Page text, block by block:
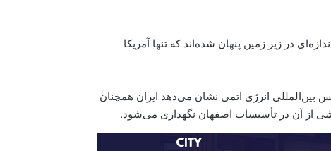
در زیر زمین پنهان شده‌اند که تنها آمریکا
انرژی اتمی نشان می‌دهد ایران همچنان
از آن در تأسیسات اصفهان نگهداری می‌شود.